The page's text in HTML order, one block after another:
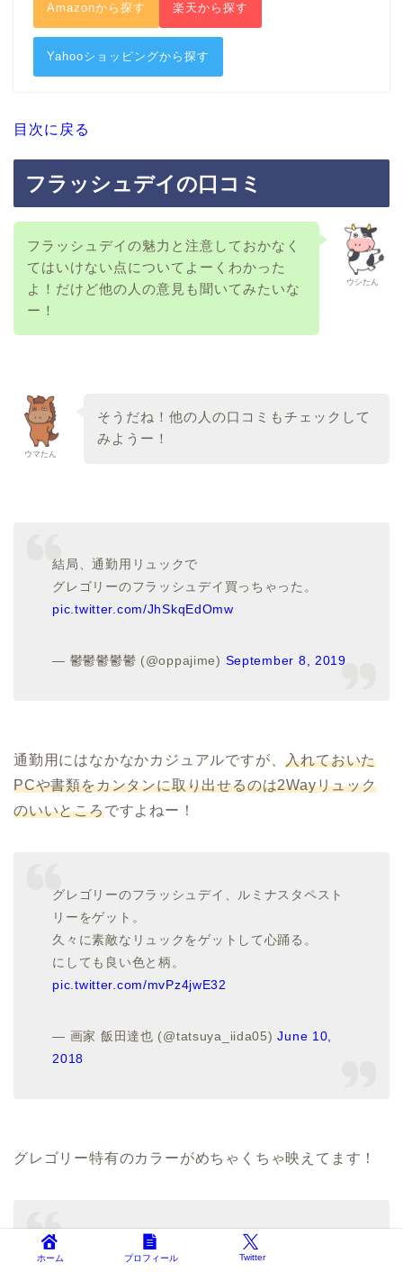
Amazonから探す 楽天から探す
Yahooショッピングから探す
目次に戻る
フラッシュデイの口コミ
ウシたん
フラッシュデイの魅力と注意しておかなく
てはいけない点についてよーくわかった
よ！だけど他の人の意見も聞いてみたいな
ー！
ウマたん
そうだね！他の人の口コミもチェックして
みようー！
結局、通勤用リュックで
グレゴリーのフラッシュデイ買っちゃった。
pic.twitter.com/JhSkqEdOmw
— 鬱鬱鬱鬱鬱 (@oppajime) September 8, 2019
通勤用にはなかなかカジュアルですが、入れておいた
PCや書類をカンタンに取り出せるのは2Wayリュック
のいいところですよねー！
グレゴリーのフラッシュデイ、ルミナスタペスト
リーをゲット。
久々に素敵なリュックをゲットして心踊る。
にしても良い色と柄。
pic.twitter.com/mvPz4jwE32
— 画家 飯田達也 (@tatsuya_iida05)June 10,
2018
グレゴリー特有のカラーがめちゃくちゃ映えてます！
フラッシュデイも良いけど容量16lはさすがに小さ
い?
ホーム プロフィール Twitter